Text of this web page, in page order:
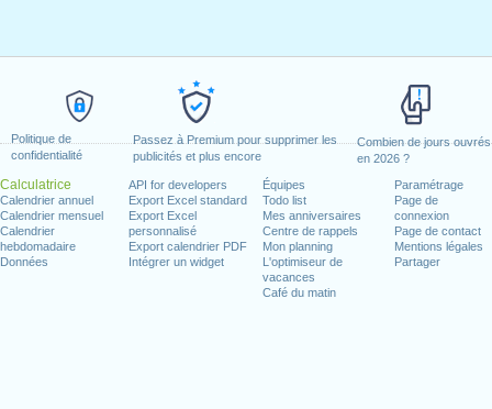
Politique de
confidentialité
Passez à Premium pour supprimer les
publicités et plus encore
Combien de jours ouvrés
en 2026 ?
Calculatrice
Calendrier annuel
Calendrier mensuel
Calendrier
hebdomadaire
Données
API for developers
Export Excel standard
Export Excel
personnalisé
Export calendrier PDF
Intégrer un widget
Équipes
Todo list
Mes anniversaires
Centre de rappels
Mon planning
L'optimiseur de
vacances
Café du matin
Paramétrage
Page de
connexion
Page de contact
Mentions légales
Partager